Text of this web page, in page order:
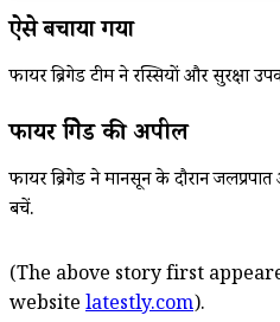
ऐसे बचाया गया
फायर ब्रिगेड टीम ने रस्सियों और सुरक्षा
फायर ब्रिगेड की अपील
फायर ब्रिगेड ने मानसून के दौरान
बचें.
(The above story first
website latestly.com).